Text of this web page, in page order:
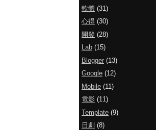
軟體 (31)
心得 (30)
開發 (28)
Lab (15)
Blogger (13)
Google (12)
Mobile (11)
電影 (11)
Template (9)
日劇 (8)